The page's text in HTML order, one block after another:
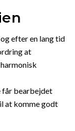
efter en lang tid
at
får bearbejdet
at komme godt